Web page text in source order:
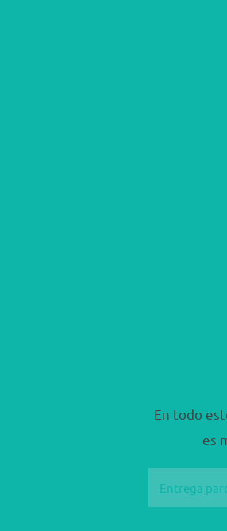
En todo
es
Entrega